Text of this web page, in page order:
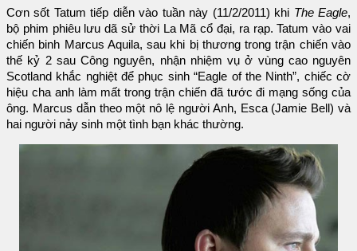
Cơn sốt Tatum tiếp diễn vào tuần này (11/2/2011) khi The Eagle,
bộ phim phiêu lưu dã sử thời La Mã cổ đại, ra rạp. Tatum vào vai
chiến binh Marcus Aquila, sau khi bị thương trong trận chiến vào
thế kỷ 2 sau Công nguyên, nhận nhiệm vụ ở vùng cao nguyên
Scotland khắc nghiệt để phục sinh “Eagle of the Ninth”, chiếc cờ
hiệu cha anh làm mất trong trận chiến đã tước đi mạng sống của
ông. Marcus dẫn theo một nô lệ người Anh, Esca (Jamie Bell) và
hai người nảy sinh một tình bạn khác thường.